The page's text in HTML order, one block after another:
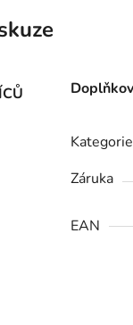
Kategorie
Záruka
EAN